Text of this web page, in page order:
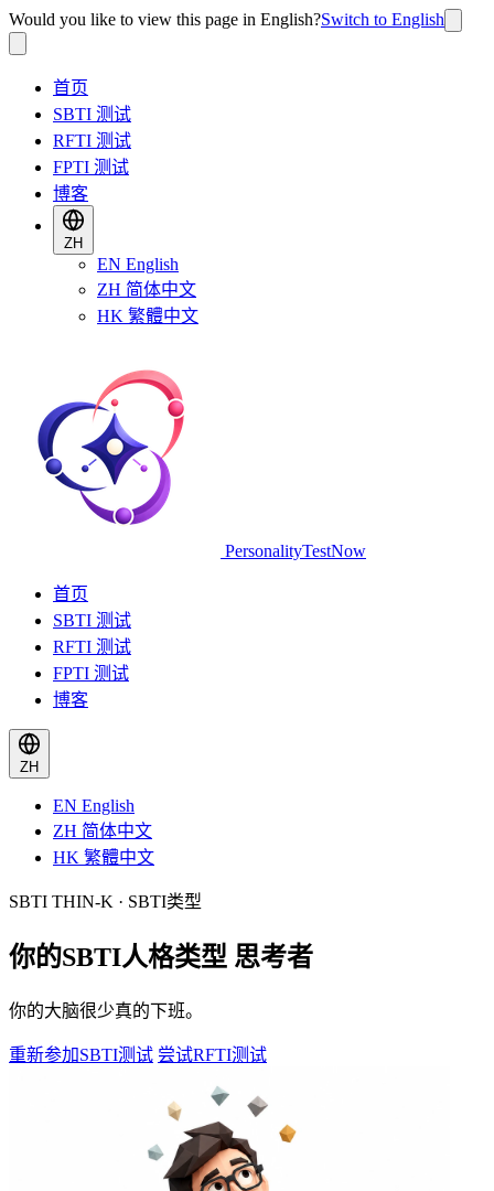
Would you like to view this page in English?Switch to English
首页
SBTI 测试
RFTI 测试
FPTI 测试
博客
ZH
EN English
ZH 简体中文
HK 繁體中文
PersonalityTestNow
首页
SBTI 测试
RFTI 测试
FPTI 测试
博客
ZH
EN English
ZH 简体中文
HK 繁體中文
SBTI THIN-K · SBTI类型
你的SBTI人格类型 思考者
你的大脑很少真的下班。
重新参加SBTI测试 尝试RFTI测试